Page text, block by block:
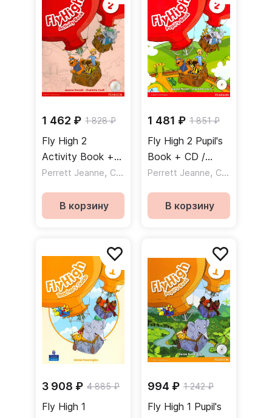
1 462 ₽ 1 828 ₽
Fly High 2
Activity Book +
CD / Рабочая
Perrett Jeanne, Covill Charlotte
В корзину
1 481 ₽ 1 851 ₽
Fly High 2 Pupil's
Book + CD /
Учебник + CD
Perrett Jeanne, Covill Charlotte
В корзину
3 908 ₽ 4 885 ₽
Fly High 1
994 ₽ 1 242 ₽
Fly High 1 Pupil's